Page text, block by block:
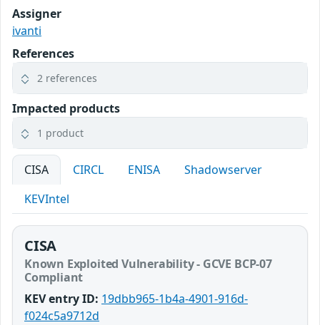
Assigner
ivanti
References
2 references
Impacted products
1 product
CISA CIRCL ENISA
Shadowserver
KEVIntel
CISA
Known Exploited Vulnerability - GCVE BCP-07
Compliant
KEV entry ID: 19dbb965-1b4a-4901-916d-
f024c5a9712d